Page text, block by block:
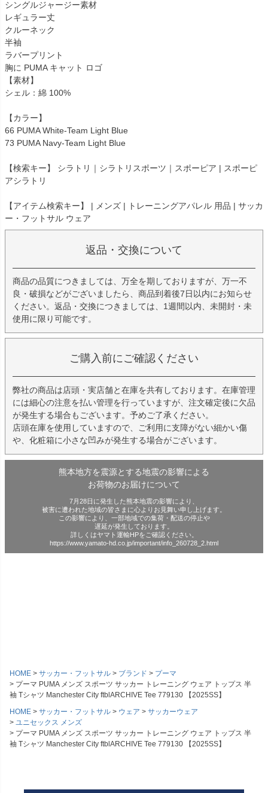
シングルジャージー素材
レギュラー丈
クルーネック
半袖
ラバープリント
胸に PUMA キャット ロゴ
【素材】
シェル：綿 100%
【カラー】
66 PUMA White-Team Light Blue
73 PUMA Navy-Team Light Blue
【検索キー】 シラトリ｜シラトリスポーツ｜スポーピア | スポーピ
アシラトリ
【アイテム検索キー】 | メンズ | トレーニングアパレル 用品 | サッカ
ー・フットサル ウェア
返品・交換について
商品の品質につきましては、万全を期しておりますが、万一不
良・破損などがございましたら、商品到着後7日以内にお知らせ
ください。返品・交換につきましては、1週間以内、未開封・未
使用に限り可能です。
ご購入前にご確認ください
弊社の商品は店頭・実店舗と在庫を共有しております。在庫管理
には細心の注意を払い管理を行っていますが、注文確定後に欠品
が発生する場合もございます。予めご了承ください。
店頭在庫を使用していますので、ご利用に支障がない細かい傷
や、化粧箱に小さな凹みが発生する場合がございます。
熊本地方を震源とする地震の影響による
お荷物のお届けについて
7月28日に発生した熊本地震の影響により、
被害に遭われた地域の皆さまに心よりお見舞い申し上げます。
この影響により、一部地域での集荷・配送の停止や
遅延が発生しております。
詳しくはヤマト運輸HPをご確認ください。
https://www.yamato-hd.co.jp/important/info_260728_2.html
HOME サッカー・フットサル ブランド
プーマ
プーマ PUMA メンズ スポーツ サッカー トレーニング ウェア トップス 半
袖 Tシャツ Manchester City ftblARCHIVE Tee 779130 【2025SS】
HOME
サッカー・フットサル ウェア
サッカーウェア
ユニセックス メンズ
プーマ PUMA メンズ スポーツ サッカー トレーニング ウェア トップス 半
袖 Tシャツ Manchester City ftblARCHIVE Tee 779130 【2025SS】